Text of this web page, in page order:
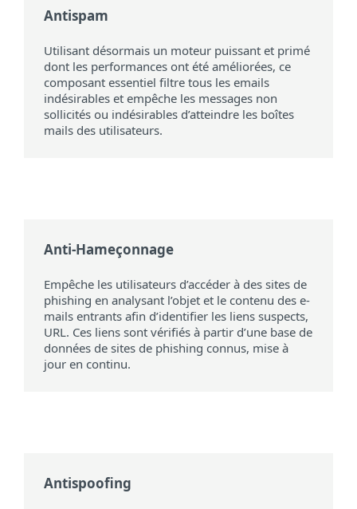
Antispam
Utilisant désormais un moteur puissant et primé
dont les performances ont été améliorées, ce
composant essentiel filtre tous les emails
indésirables et empêche les messages non
sollicités ou indésirables d’atteindre les boîtes
mails des utilisateurs.
Anti-Hameçonnage
Empêche les utilisateurs d’accéder à des sites de
phishing en analysant l’objet et le contenu des e-
mails entrants afin d’identifier les liens suspects,
URL. Ces liens sont vérifiés à partir d’une base de
données de sites de phishing connus, mise à
jour en continu.
Antispoofing